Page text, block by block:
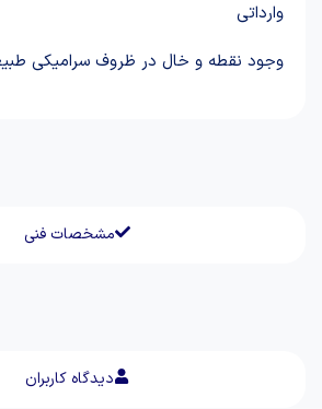
مشخصات فنی
دیدگاه کاربران
وارداتی
وجود نقطه و خال در ظروف سرامیکی